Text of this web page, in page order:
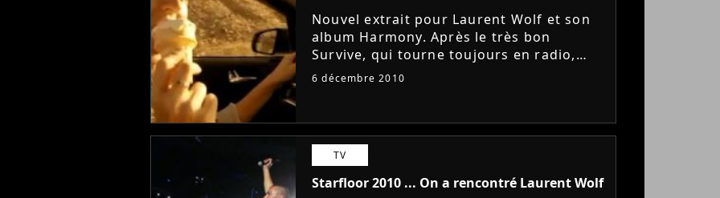
Nouvel extrait pour Laurent Wolf et son
album Harmony. Après le très bon
Survive, qui tourne toujours en radio,
place à Suzy et son rythme de dingue. Le
6 décembre 2010
TV
Starfloor 2010 ... On a rencontré Laurent Wolf